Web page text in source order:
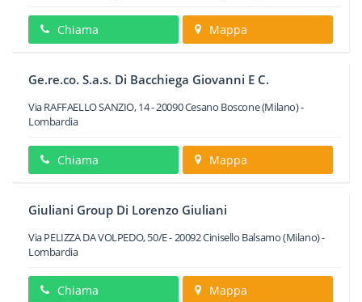
Chiama Mappa
Ge.re.co. S.a.s. Di Bacchiega Giovanni E C.
Via RAFFAELLO SANZIO, 14-20090Cesano Boscone(Milano) -
Lombardia
Chiama Mappa
Giuliani Group Di Lorenzo Giuliani
Via PELIZZA DA VOLPEDO, 50/E-20092Cinisello Balsamo(Milano) -
Lombardia
Chiama Mappa